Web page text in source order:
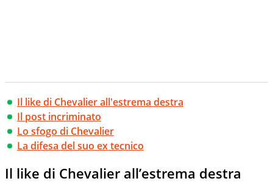
Il like di Chevalier all'estrema destra
Il post incriminato
Lo sfogo di Chevalier
La difesa del suo ex tecnico
Il like di Chevalier all’estrema destra